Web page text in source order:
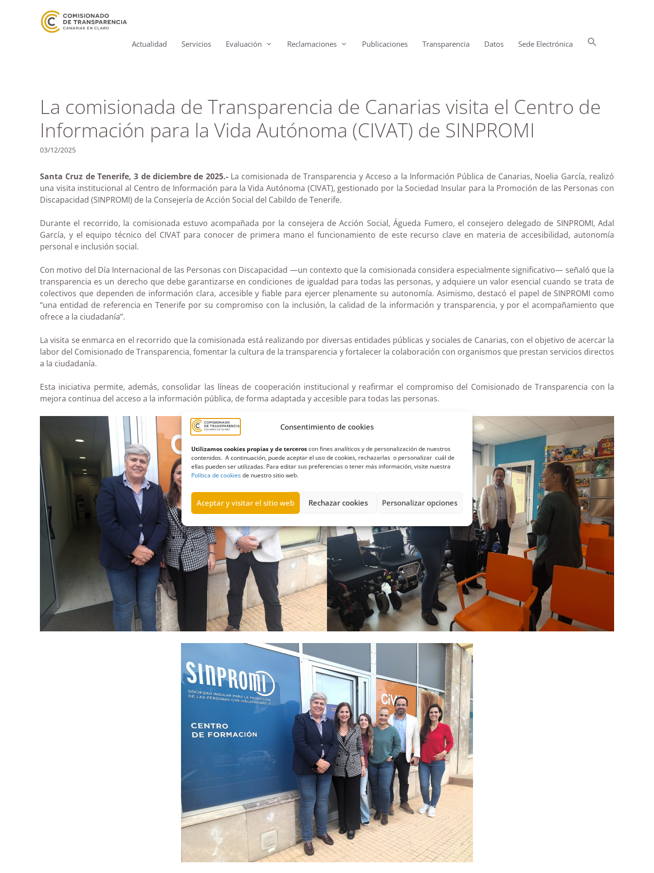
Consentimiento de cookies
Utilizamos cookies propias y de terceroscon fines analíticos y de personalización de nuestros
contenidos. A continuación, puede aceptar el uso de cookies, rechazarlas o personalizar cuál de
ellas pueden ser utilizadas. Para editar sus preferencias o tener más información, visite nuestra
Política de cookiesde nuestro sitio web.
Aceptar y visitar el sitio web Rechazar cookies Personalizar opciones
Actualidad Servicios Evaluación Reclamaciones Publicaciones Transparencia Datos Sede Electrónica
La comisionada de Transparencia de Canarias visita el Centro de
Información para la Vida Autónoma (CIVAT) de SINPROMI
03/12/2025
Santa Cruz de Tenerife, 3 de diciembre de 2025.- La comisionada de Transparencia y Acceso a la Información Pública de Canarias, Noelia García, realizó
una visita institucional al Centro de Información para la Vida Autónoma (CIVAT), gestionado por la Sociedad Insular para la Promoción de las Personas con
Discapacidad (SINPROMI) de la Consejería de Acción Social del Cabildo de Tenerife.
Durante el recorrido, la comisionada estuvo acompañada por la consejera de Acción Social, Águeda Fumero, el consejero delegado de SINPROMI, Adal
García, y el equipo técnico del CIVAT para conocer de primera mano el funcionamiento de este recurso clave en materia de accesibilidad, autonomía
personal e inclusión social.
Con motivo del Día Internacional de las Personas con Discapacidad —un contexto que la comisionada considera especialmente significativo— señaló que la
transparencia es un derecho que debe garantizarse en condiciones de igualdad para todas las personas, y adquiere un valor esencial cuando se trata de
colectivos que dependen de información clara, accesible y fiable para ejercer plenamente su autonomía. Asimismo, destacó el papel de SINPROMI como
“una entidad de referencia en Tenerife por su compromiso con la inclusión, la calidad de la información y transparencia, y por el acompañamiento que
ofrece a la ciudadanía”.
La visita se enmarca en el recorrido que la comisionada está realizando por diversas entidades públicas y sociales de Canarias, con el objetivo de acercar la
labor del Comisionado de Transparencia, fomentar la cultura de la transparencia y fortalecer la colaboración con organismos que prestan servicios directos
a la ciudadanía.
Esta iniciativa permite, además, consolidar las líneas de cooperación institucional y reafirmar el compromiso del Comisionado de Transparencia con la
mejora continua del acceso a la información pública, de forma adaptada y accesible para todas las personas.